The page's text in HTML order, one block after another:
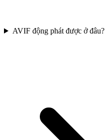
AVIF động phát được ở đâu?